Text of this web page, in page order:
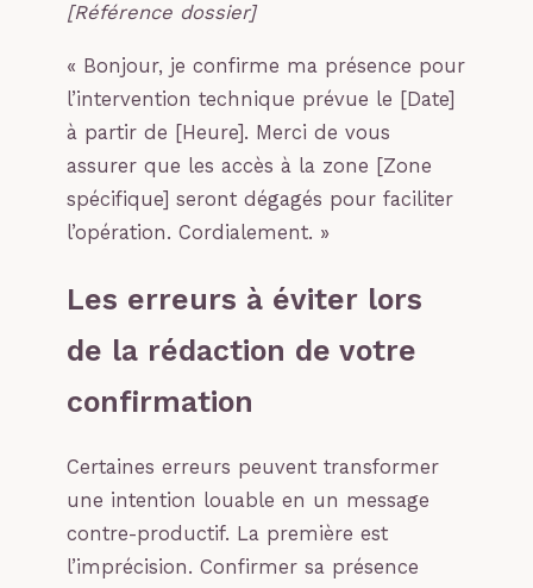
[Référence dossier]
« Bonjour, je confirme ma présence pour
l’intervention technique prévue le [Date]
à partir de [Heure]. Merci de vous
assurer que les accès à la zone [Zone
spécifique] seront dégagés pour faciliter
l’opération. Cordialement. »
Les erreurs à éviter lors
de la rédaction de votre
confirmation
Certaines erreurs peuvent transformer
une intention louable en un message
contre-productif. La première est
l’imprécision. Confirmer sa présence